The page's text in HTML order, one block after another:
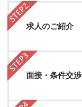
求人のご紹介
面接・条件交渉